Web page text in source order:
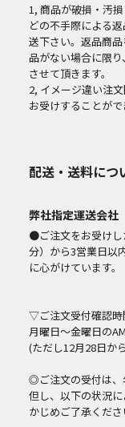
1, 商品が破損・汚
どの不手際による
送下さい。返品商
品がない場合に限
させて頂きます。
2, イメージ違い注
お受けすることがで
配送・送料につ
弊社指定運送会社
●ご注文をお受けし
分）から3営業日以
に心がけています。
▽ご注文受付確認時
月曜日～金曜日の
(ただし12月28日か
◎ご注文の受付は、
但し、以下の状況
かじめご了承くださ